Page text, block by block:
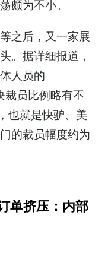
颇为不小。
之后，又一家展
。据详细报道，
人员的
裁员比例略有不
也就是快驴、美
的裁员幅度约为
单挤压：内部